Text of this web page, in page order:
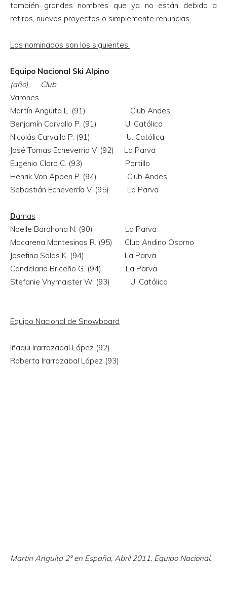
también grandes nombres que ya no están debido a
retiros, nuevos proyectos o simplemente renuncias.
Los nominados son los siguientes:
Equipo Nacional Ski Alpino
(año) Club
Varones
Martín Anguita L. (91) Club Andes
Benjamín Carvallo P. (91) U. Católica
Nicolás Carvallo P. (91) U. Católica
José Tomas Echeverría V. (92) La Parva
Eugenio Claro C. (93) Portillo
Henrik Von Appen P. (94) Club Andes
Sebastián Echeverría V. (95) La Parva
Damas
Noelle Barahona N. (90) La Parva
Macarena Montesinos R. (95) Club Andino Osorno
Josefina Salas K. (94) La Parva
Candelaria Briceño G. (94) La Parva
Stefanie Vhymaister W. (93) U. Católica
Equipo Nacional de Snowboard
Iñaqui Irarrazabal López (92)
Roberta Irarrazabal López (93)
Martin Anguita 2º en España, Abril 2011. Equipo Nacional.